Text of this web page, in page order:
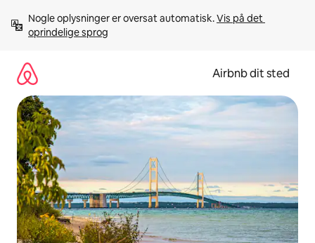
videre
Nogle oplysninger er oversat automatisk. Vis på det
oprindelige sprog
Airbnb dit sted